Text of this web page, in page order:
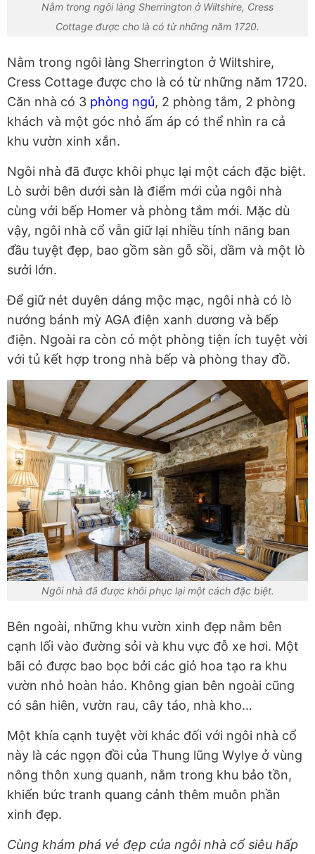
Nằm trong ngôi làng Sherrington ở Wiltshire, Cress
Cottage được cho là có từ những năm 1720.
Nằm trong ngôi làng Sherrington ở Wiltshire,
Cress Cottage được cho là có từ những năm 1720.
Căn nhà có 3 phòng ngủ, 2 phòng tắm, 2 phòng
khách và một góc nhỏ ấm áp có thể nhìn ra cả
khu vườn xinh xắn.
Ngôi nhà đã được khôi phục lại một cách đặc biệt.
Lò sưởi bên dưới sàn là điểm mới của ngôi nhà
cùng với bếp Homer và phòng tắm mới. Mặc dù
vậy, ngôi nhà cổ vẫn giữ lại nhiều tính năng ban
đầu tuyệt đẹp, bao gồm sàn gỗ sồi, dầm và một lò
sưởi lớn.
Để giữ nét duyên dáng mộc mạc, ngôi nhà có lò
nướng bánh mỳ AGA điện xanh dương và bếp
điện. Ngoài ra còn có một phòng tiện ích tuyệt vời
với tủ kết hợp trong nhà bếp và phòng thay đồ.
Ngôi nhà đã được khôi phục lại một cách đặc biệt.
Bên ngoài, những khu vườn xinh đẹp nằm bên
cạnh lối vào đường sỏi và khu vực đỗ xe hơi. Một
bãi cỏ được bao bọc bởi các giỏ hoa tạo ra khu
vườn nhỏ hoàn hảo. Không gian bên ngoài cũng
có sân hiên, vườn rau, cây táo, nhà kho…
Một khía cạnh tuyệt vời khác đối với ngôi nhà cổ
này là các ngọn đồi của Thung lũng Wylye ở vùng
nông thôn xung quanh, nằm trong khu bảo tồn,
khiến bức tranh quang cảnh thêm muôn phần
xinh đẹp.
Cùng khám phá vẻ đẹp của ngôi nhà cổ siêu hấp